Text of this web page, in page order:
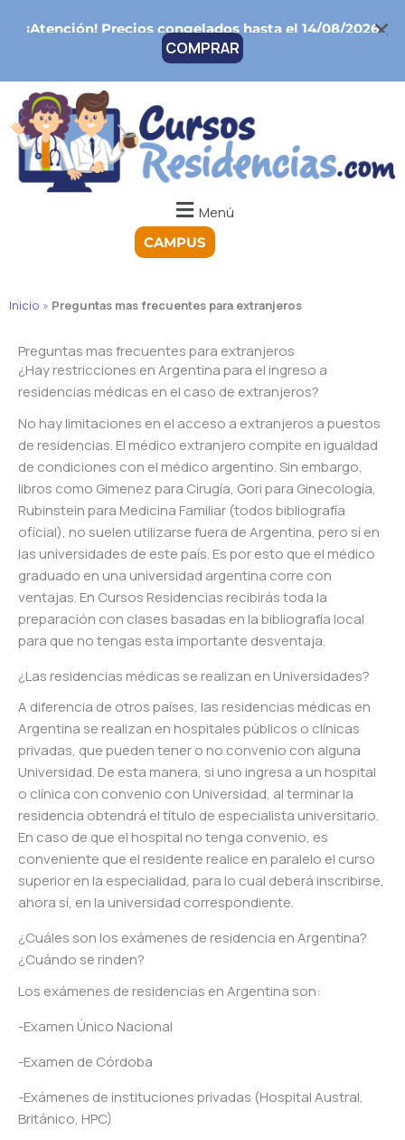
¡Atención!Precios congelados hasta el 14/08/2026
COMPRAR
Menú
CAMPUS
Inicio » Preguntas mas frecuentes para extranjeros
Preguntas mas frecuentes para extranjeros
¿Hay restricciones en Argentina para el ingreso a
residencias médicas en el caso de extranjeros?
No hay limitaciones en el acceso a extranjeros a puestos
de residencias. El médico extranjero compite en igualdad
de condiciones con el médico argentino. Sin embargo,
libros como Gimenez para Cirugía, Gori para Ginecología,
Rubinstein para Medicina Familiar (todos bibliografía
oficial), no suelen utilizarse fuera de Argentina, pero sí en
las universidades de este país. Es por esto que el médico
graduado en una universidad argentina corre con
ventajas. En Cursos Residencias recibirás toda la
preparación con clases basadas en la bibliografía local
para que no tengas esta importante desventaja.
¿Las residencias médicas se realizan en Universidades?
A diferencia de otros países, las residencias médicas en
Argentina se realizan en hospitales públicos o clínicas
privadas, que pueden tener o no convenio con alguna
Universidad. De esta manera, si uno ingresa a un hospital
o clínica con convenio con Universidad, al terminar la
residencia obtendrá el título de especialista universitario.
En caso de que el hospital no tenga convenio, es
conveniente que el residente realice en paralelo el curso
superior en la especialidad, para lo cual deberá inscribirse,
ahora sí, en la universidad correspondiente.
¿Cuáles son los exámenes de residencia en Argentina?
¿Cuándo se rinden?
Los exámenes de residencias en Argentina son:
-Examen Único Nacional
-Examen de Córdoba
-Exámenes de instituciones privadas (Hospital Austral,
Británico, HPC)